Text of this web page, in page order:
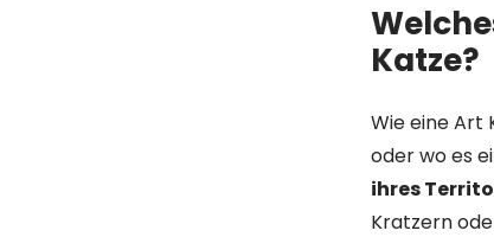
Katze?
Wie eine Art
oder wo es
ihres
Kratzern